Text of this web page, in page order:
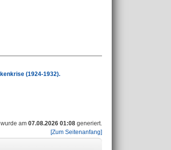
(1924-1932).
am 07.08.2026 01:08 generiert.
[Zum Seitenanfang]